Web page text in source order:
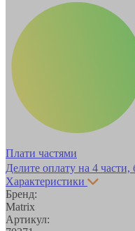
Плати частями
Делите оплату на 4 части,
Характеристики
Бренд:
Matrix
Артикул: